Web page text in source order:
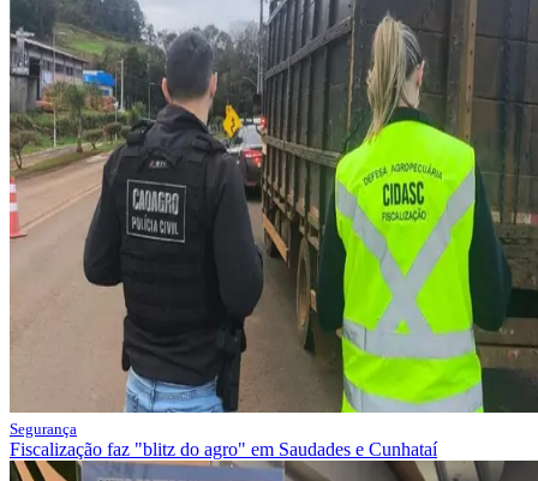
Segurança
Fiscalização faz "blitz do agro" em Saudades e Cunhataí